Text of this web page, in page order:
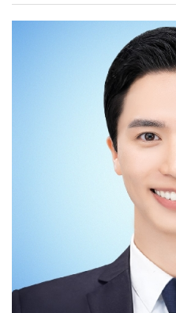
예정 중이라 아직 석사과정
없지만 한 해 동안 대외활동
말씀드리고 싶습니다. 현재
회원종목단체와 그 외의 많
대한체육회 스마터즈의 서
협회들에서도 마케팅에 노
꼽힌다는 것을 알게 되었습
수요가 지속되는 인기종목
다하면서 자발적 마케팅 빈
있었습니다. 요즘 시대에 스
변화를 가져올 수 있는 분야
분야로의 취업이나 진학을
분들이 계시다면 한 번 도전
같습니다. 태권도 산업에서
꼭 염두하고 계셔야 된다고
전공보다 해외 활동이 많은
문화체육부에 속해있는 국
천안체력인증센터에서 체
국민체력100은 국가가 지정
국민의 체력 및 건강 증진에
과학적 방법에 의해 측정 평
해 주는 대국민 무상 스포츠
국민체력100에 참가한 모든
맞춤형 운동 프로그램을 제
수 있도록 체계적으로 관리
공인 인증서를 발급합니다.
이상 대한민국 국민이면 누
체력인증센터에서 서비스를
저는 체력측정사로 근무하
선수단과 서울OO세상병원
트레이너 경험을 쌓았고, OO